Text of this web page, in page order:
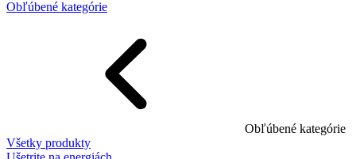
Obľúbené kategórie
Obľúbené kategórie
Všetky produkty